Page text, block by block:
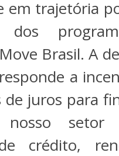
em trajetória
Brasil. A
a
de juros para
setor
crédito,